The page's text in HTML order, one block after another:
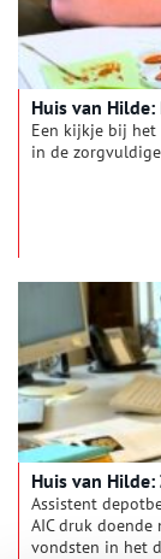
Huis van Hilde:
Een kijkje bij het
in de
Huis van
Assistent
AIC druk
vondsten in het